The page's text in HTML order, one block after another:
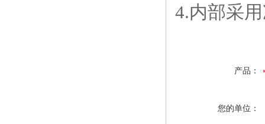
4.内部采
产品：
您的单位：